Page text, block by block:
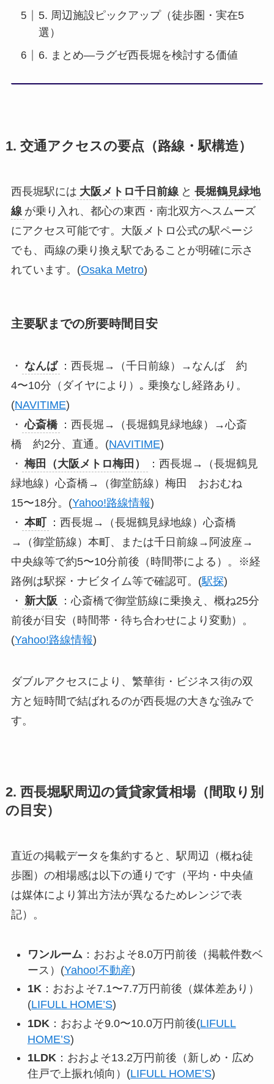
5. 周辺施設ピックアップ（徒歩圏・実在5
選）
6. まとめ—ラグゼ西長堀を検討する価値
1. 交通アクセスの要点（路線・駅構造）
西長堀駅には 大阪メトロ千日前線 と 長堀鶴見緑地
線 が乗り入れ、都心の東西・南北双方へスムーズ
にアクセス可能です。大阪メトロ公式の駅ページ
でも、両線の乗り換え駅であることが明確に示さ
れています。(Osaka Metro)
主要駅までの所要時間目安
・ なんば
：西長堀→（千日前線）→なんば 約
4〜10分（ダイヤにより）｡ 乗換なし経路あり。
(NAVITIME)
・ 心斎橋
：西長堀→（長堀鶴見緑地線）→心斎
橋 約2分、直通。(NAVITIME)
・ 梅田（大阪メトロ梅田）
：西長堀→（長堀鶴見
緑地線）心斎橋→（御堂筋線）梅田 おおむね
15〜18分。(Yahoo!路線情報)
・ 本町
：西長堀→（長堀鶴見緑地線）心斎橋
→（御堂筋線）本町、または千日前線→阿波座→
中央線等で約5〜10分前後（時間帯による）。※経
路例は駅探・ナビタイム等で確認可。(駅探)
・ 新大阪
：心斎橋で御堂筋線に乗換え、概ね25分
前後が目安（時間帯・待ち合わせにより変動）。
(Yahoo!路線情報)
ダブルアクセスにより、繁華街・ビジネス街の双
方と短時間で結ばれるのが西長堀の大きな強みで
す。
2. 西長堀駅周辺の賃貸家賃相場（間取り別
の目安）
直近の掲載データを集約すると、駅周辺（概ね徒
歩圏）の相場感は以下の通りです（平均・中央値
は媒体により算出方法が異なるためレンジで表
記）。
ワンルーム：おおよそ8.0万円前後（掲載件数ベ
ース）(Yahoo!不動産)
1K：おおよそ7.1〜7.7万円前後（媒体差あり）
(LIFULL HOME’S)
1DK ：おおよそ9.0〜10.0万円前後(LIFULL
HOME’S)
1LDK：おおよそ13.2万円前後（新しめ・広め
住戸で上振れ傾向）(LIFULL HOME’S)